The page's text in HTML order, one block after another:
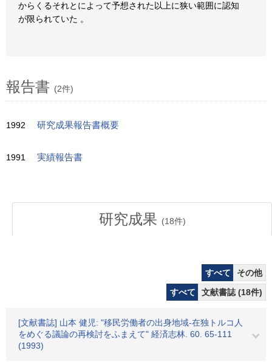
からくるそれとによって予想された以上に狭い範囲に認知
が限られていた 。
報告書 (2件)
1992 研究成果報告書概要
1991 実績報告書
研究成果 (18件)
すべて
その他
すべて
文献書誌 (18件)
[文献書誌] 山本 健児: "移民労働者の出身地域-在独トルコ人
をめぐる議論の再検討をふまえて" 経済志林. 60. 65-111
(1993)